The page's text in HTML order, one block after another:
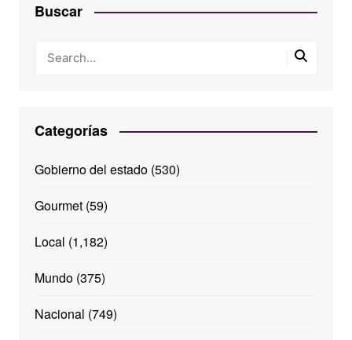
Buscar
Categorías
Gobierno del estado(530)
Gourmet(59)
Local (1,182)
Mundo(375)
Nacional (749)